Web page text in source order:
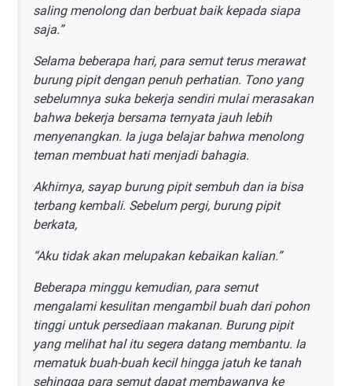
saling menolong dan berbuat baik kepada siapa
saja.”
Selama beberapa hari, para semut terus merawat
burung pipit dengan penuh perhatian. Tono yang
sebelumnya suka bekerja sendiri mulai merasakan
bahwa bekerja bersama ternyata jauh lebih
menyenangkan. Ia juga belajar bahwa menolong
teman membuat hati menjadi bahagia.
Akhirnya, sayap burung pipit sembuh dan ia bisa
terbang kembali. Sebelum pergi, burung pipit
berkata,
“Aku tidak akan melupakan kebaikan kalian.”
Beberapa minggu kemudian, para semut
mengalami kesulitan mengambil buah dari pohon
tinggi untuk persediaan makanan. Burung pipit
yang melihat hal itu segera datang membantu. Ia
mematuk buah-buah kecil hingga jatuh ke tanah
sehingga para semut dapat membawanya ke